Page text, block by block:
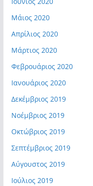
Μάιος 2020
Απρίλιος 2020
Μάρτιος 2020
Φεβρουάριος 2020
Ιανουάριος 2020
Δεκέμβριος 2019
Νοέμβριος 2019
Οκτώβριος 2019
Σεπτέμβριος 2019
Αύγουστος 2019
Ιούλιος 2019